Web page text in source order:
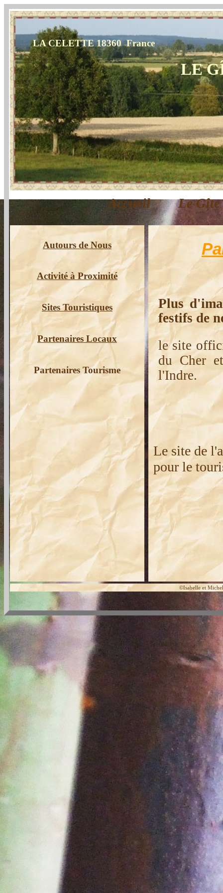
LA CELETTE 18360 France
LE
Accueil Le Gîte
Autours de Nous
Activité à Proximité
Sites Touristiques
Partenaires Locaux
Partenaires Tourisme
Plus
festifs de
le site
du Cher
l'Indre.
Le site de
pour le
©Isabelle et